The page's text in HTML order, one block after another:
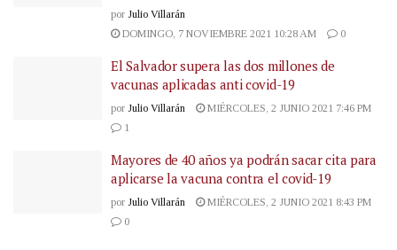
por Julio Villarán
DOMINGO, 7 NOVIEMBRE 2021 10:28 AM
0
El Salvador supera las dos millones de
vacunas aplicadas anti covid-19
por Julio Villarán
MIÉRCOLES, 2 JUNIO 2021 7:46 PM
1
Mayores de 40 años ya podrán sacar cita para
aplicarse la vacuna contra el covid-19
por Julio Villarán
MIÉRCOLES, 2 JUNIO 2021 8:43 PM
0